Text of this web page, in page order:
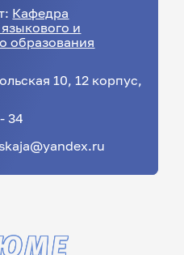
Кафедра
и
образования
10, 12 корпус,
34